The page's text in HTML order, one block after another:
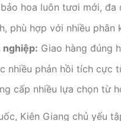
hoa luôn tươi mới, đa
phù hợp với nhiều
nghiệp: Giao hàng đúng
nhiều phản hồi tích cực
cấp nhiều lựa chọn từ
Kiên Giang chủ yếu